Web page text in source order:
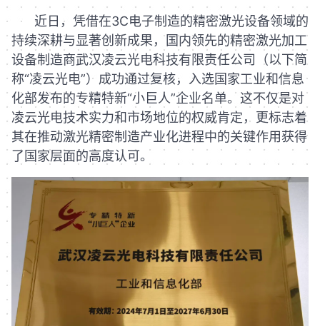
近日，凭借在3C电子制造的精密激光设备领域的
持续深耕与显著创新成果，国内领先的精密激光加工
设备制造商武汉凌云光电科技有限责任公司（以下简
称“凌云光电”）成功通过复核，入选国家工业和信息
化部发布的专精特新“小巨人”企业名单。这不仅是对
凌云光电技术实力和市场地位的权威肯定，更标志着
其在推动激光精密制造产业化进程中的关键作用获得
了国家层面的高度认可。